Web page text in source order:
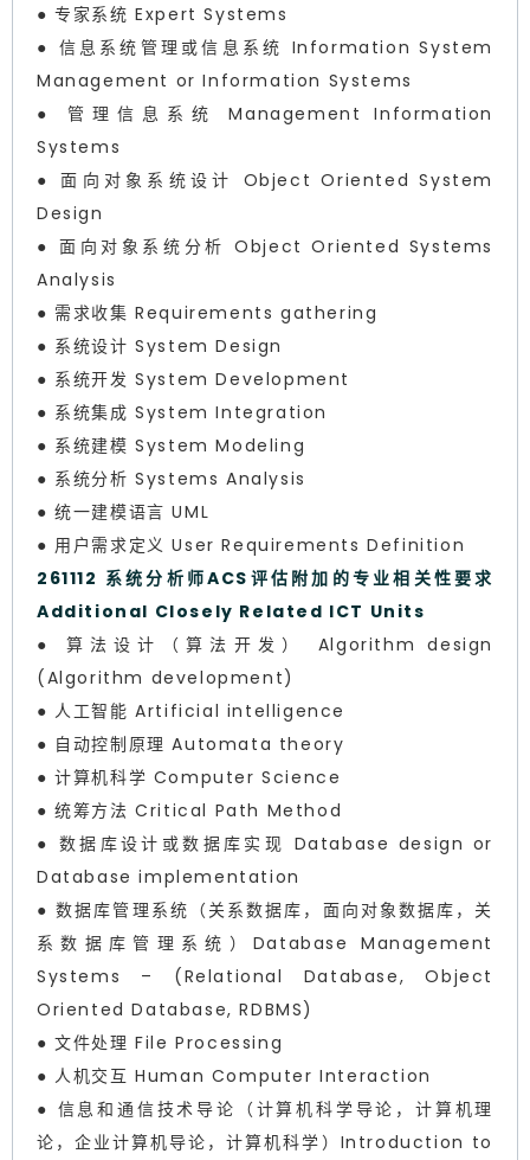
● 专家系统 Expert Systems
● 信息系统管理或信息系统 Information System
Management or Information Systems
● 管理信息系统 Management Information
Systems
● 面向对象系统设计 Object Oriented System
Design
● 面向对象系统分析 Object Oriented Systems
Analysis
● 需求收集 Requirements gathering
● 系统设计 System Design
● 系统开发 System Development
● 系统集成 System Integration
● 系统建模 System Modeling
● 系统分析 Systems Analysis
● 统一建模语言 UML
● 用户需求定义 User Requirements Definition
261112 系统分析师ACS评估附加的专业相关性要求
Additional Closely Related ICT Units
● 算法设计（算法开发） Algorithm design
(Algorithm development)
● 人工智能 Artificial intelligence
● 自动控制原理 Automata theory
● 计算机科学 Computer Science
● 统筹方法 Critical Path Method
● 数据库设计或数据库实现 Database design or
Database implementation
● 数据库管理系统（关系数据库，面向对象数据库，关
系数据库管理系统）Database Management
Systems – (Relational Database, Object
Oriented Database, RDBMS)
● 文件处理 File Processing
● 人机交互 Human Computer Interaction
● 信息和通信技术导论（计算机科学导论，计算机理
论，企业计算机导论，计算机科学）Introduction to